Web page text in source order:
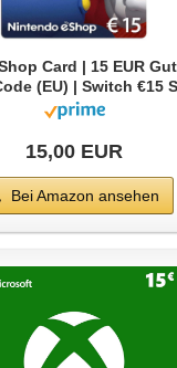
Card | 15 EUR
(EU) | Switch €15
15,00 EUR
Bei Amazon ansehen